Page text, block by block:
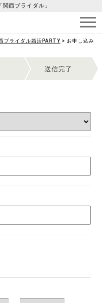
西ブライダル」
ブライダル婚活PARTY > お申し込み
送信完了